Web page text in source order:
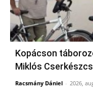
Kopácson
Miklós
Racsmány Dániel - 2026,